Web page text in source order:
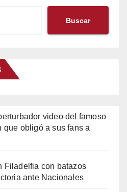
Buscar
video del famoso
que obligó a sus fans a
Filadelfia con batazos
ante Nacionales